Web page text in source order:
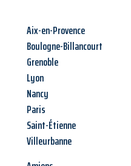
Aix-en-Provence
Boulogne-Billancourt
Grenoble
Lyon
Nancy
Paris
Saint-Étienne
Villeurbanne